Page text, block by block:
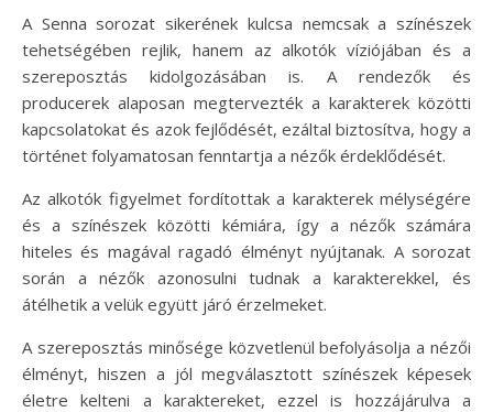
A Senna sorozat sikerének kulcsa nemcsak a színészek
tehetségében rejlik, hanem az alkotók víziójában és a
szereposztás kidolgozásában is. A rendezők és
producerek alaposan megtervezték a karakterek közötti
kapcsolatokat és azok fejlődését, ezáltal biztosítva, hogy a
történet folyamatosan fenntartja a nézők érdeklődését.
Az alkotók figyelmet fordítottak a karakterek mélységére
és a színészek közötti kémiára, így a nézők számára
hiteles és magával ragadó élményt nyújtanak. A sorozat
során a nézők azonosulni tudnak a karakterekkel, és
átélhetik a velük együtt járó érzelmeket.
A szereposztás minősége közvetlenül befolyásolja a nézői
élményt, hiszen a jól megválasztott színészek képesek
életre kelteni a karaktereket, ezzel is hozzájárulva a